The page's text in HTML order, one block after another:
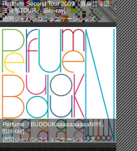
Perfume Second Tour 2009『直角二等辺
三角形TOUR』 [Blu-ray]
徳間ジャパンコミュニケーションズ
(2013-08-14)
売り上げランキング: 584
Perfume『BUDOUKaaaaaaaaaaN!!!!!』
[Blu-ray]
徳間ジャパンコミュニケーションズ
(2013-08-14)